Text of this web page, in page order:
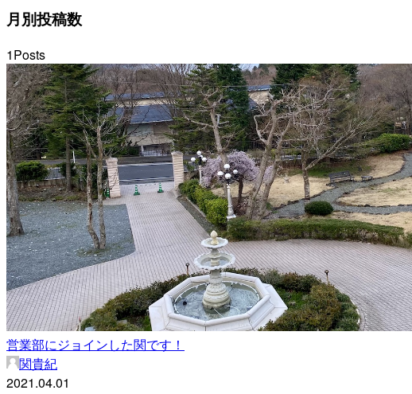
月別投稿数
1Posts
営業部にジョインした関です！
関貴紀
2021.04.01